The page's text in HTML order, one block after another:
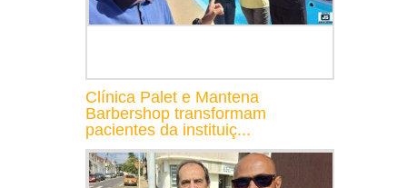
Clínica Palet e Mantena
Barbershop transformam
pacientes da instituiç...